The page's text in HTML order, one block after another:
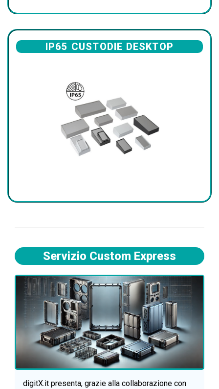
IP65 CUSTODIE DESKTOP
Servizio Custom Express
digitX.it presenta, grazie alla collaborazione con